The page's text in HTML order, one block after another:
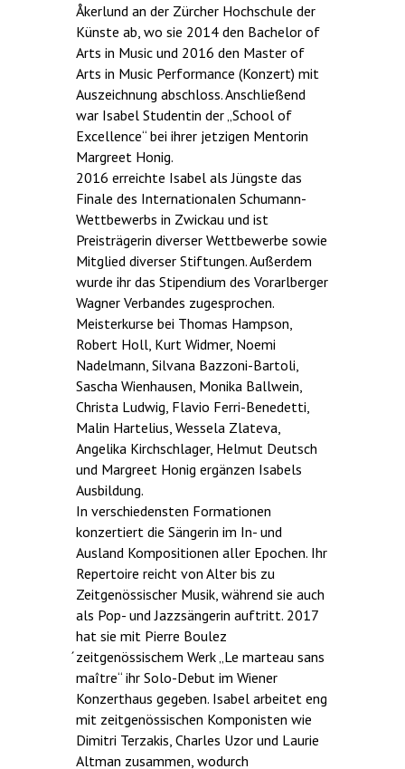
Åkerlund an der Zürcher Hochschule der
Künste ab, wo sie 2014 den Bachelor of
Arts in Music und 2016 den Master of
Arts in Music Performance (Konzert) mit
Auszeichnung abschloss. Anschließend
war Isabel Studentin der „School of
Excellence“ bei ihrer jetzigen Mentorin
Margreet Honig.
2016 erreichte Isabel als Jüngste das
Finale des Internationalen Schumann-
Wettbewerbs in Zwickau und ist
Preisträgerin diverser Wettbewerbe sowie
Mitglied diverser Stiftungen. Außerdem
wurde ihr das Stipendium des Vorarlberger
Wagner Verbandes zugesprochen.
Meisterkurse bei Thomas Hampson,
Robert Holl, Kurt Widmer, Noemi
Nadelmann, Silvana Bazzoni-Bartoli,
Sascha Wienhausen, Monika Ballwein,
Christa Ludwig, Flavio Ferri-Benedetti,
Malin Hartelius, Wessela Zlateva,
Angelika Kirchschlager, Helmut Deutsch
und Margreet Honig ergänzen Isabels
Ausbildung.
In verschiedensten Formationen
konzertiert die Sängerin im In- und
Ausland Kompositionen aller Epochen. Ihr
Repertoire reicht von Alter bis zu
Zeitgenössischer Musik, während sie auch
als Pop- und Jazzsängerin auftritt. 2017
hat sie mit Pierre Boulez
́zeitgenössischem Werk „Le marteau sans
maître“ ihr Solo-Debut im Wiener
Konzerthaus gegeben. Isabel arbeitet eng
mit zeitgenössischen Komponisten wie
Dimitri Terzakis, Charles Uzor und Laurie
Altman zusammen, wodurch